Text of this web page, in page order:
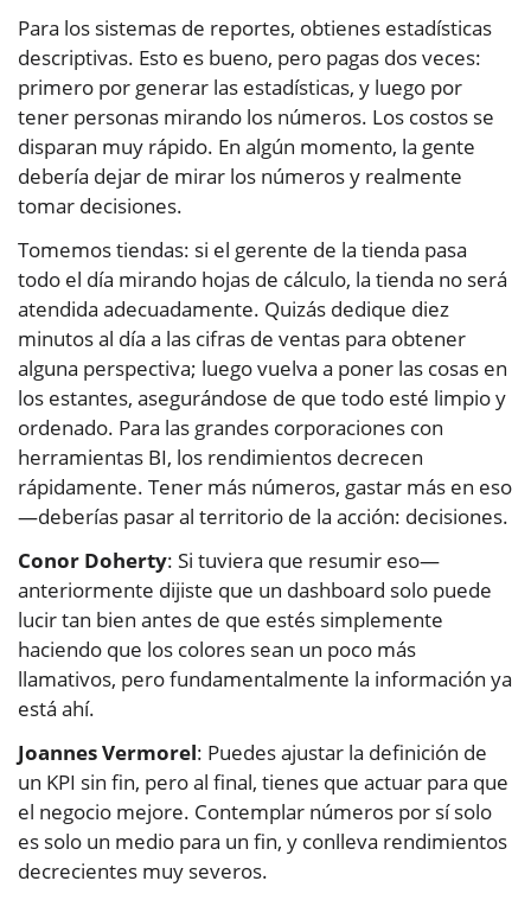
Para los sistemas de reportes, obtienes estadísticas
descriptivas. Esto es bueno, pero pagas dos veces:
primero por generar las estadísticas, y luego por
tener personas mirando los números. Los costos se
disparan muy rápido. En algún momento, la gente
debería dejar de mirar los números y realmente
tomar decisiones.
Tomemos tiendas: si el gerente de la tienda pasa
todo el día mirando hojas de cálculo, la tienda no será
atendida adecuadamente. Quizás dedique diez
minutos al día a las cifras de ventas para obtener
alguna perspectiva; luego vuelva a poner las cosas en
los estantes, asegurándose de que todo esté limpio y
ordenado. Para las grandes corporaciones con
herramientas BI, los rendimientos decrecen
rápidamente. Tener más números, gastar más en eso
—deberías pasar al territorio de la acción: decisiones.
Conor Doherty: Si tuviera que resumir eso—
anteriormente dijiste que un dashboard solo puede
lucir tan bien antes de que estés simplemente
haciendo que los colores sean un poco más
llamativos, pero fundamentalmente la información ya
está ahí.
Joannes Vermorel: Puedes ajustar la definición de
un KPI sin fin, pero al final, tienes que actuar para que
el negocio mejore. Contemplar números por sí solo
es solo un medio para un fin, y conlleva rendimientos
decrecientes muy severos.